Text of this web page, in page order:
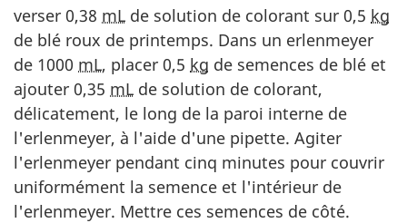
verser 0,38 mL de solution de colorant sur 0,5 kg
de blé roux de printemps. Dans un erlenmeyer
de 1000 mL, placer 0,5 kg de semences de blé et
ajouter 0,35 mL de solution de colorant,
délicatement, le long de la paroi interne de
l'erlenmeyer, à l'aide d'une pipette. Agiter
l'erlenmeyer pendant cinq minutes pour couvrir
uniformément la semence et l'intérieur de
l'erlenmeyer. Mettre ces semences de côté.